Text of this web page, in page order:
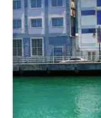
gezinin veya